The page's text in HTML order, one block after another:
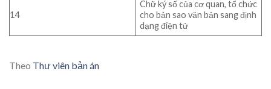
14
Chữ ký số của cơ quan, tổ chức
cho bản sao văn bản sang định
dạng điện tử
Theo Thư viên bản án